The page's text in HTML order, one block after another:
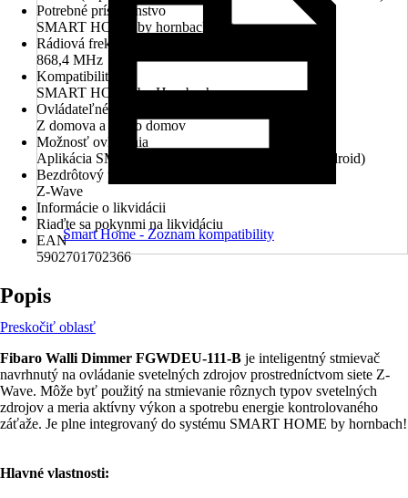
Potrebné príslušenstvo
SMART HOME by hornbach Gateway
Rádiová frekvencia
868,4 MHz
Kompatibilita
SMART HOME by Hornbach
Ovládateľné prostredníctvom aplikácie
Z domova a mimo domov
Možnosť ovládania
Aplikácia SMART HOME by hornbach (iOS a Android)
Bezdrôtový protokol
Z-Wave
Informácie o likvidácii
Riaďte sa pokynmi na likvidáciu
EAN
5902701702366
Smart Home - Zoznam kompatibility
Popis
Preskočiť oblasť
Fibaro Walli Dimmer FGWDEU-111-B je inteligentný stmievač
navrhnutý na ovládanie svetelných zdrojov prostredníctvom siete Z-
Wave. Môže byť použitý na stmievanie rôznych typov svetelných
zdrojov a meria aktívny výkon a spotrebu energie kontrolovaného
záťaže. Je plne integrovaný do systému SMART HOME by hornbach!
Hlavné vlastnosti: